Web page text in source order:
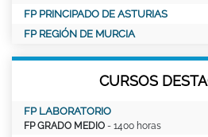
FP PRINCIPADO DE ASTURIAS
FP REGIÓN DE MURCIA
CURSOS
FP LABORATORIO
FP GRADO MEDIO - 1400 horas